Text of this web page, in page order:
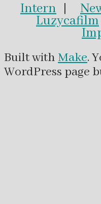
Intern |
Luzycafilm
Built with Make.
WordPress page